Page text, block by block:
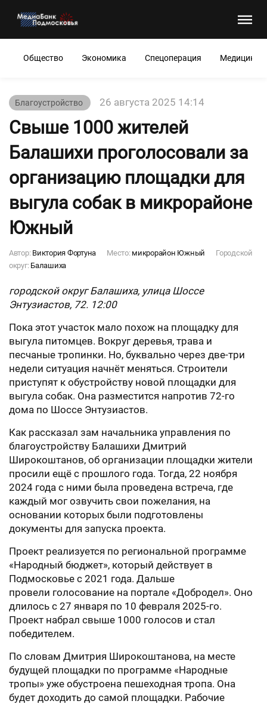
Общество Экономика Спецоперация Медицина
Благоустройство 26 августа 2025 14:14
Свыше 1000 жителей
Балашихи проголосовали за
организацию площадки для
выгула собак в микрорайоне
Южный
Автор: Виктория Фортуна Место: микрорайон Южный
Городской
округ: Балашиха
городской округ Балашиха, улица Шоссе
Энтузиастов, 72. 12:00
Пока этот участок мало похож на площадку для
выгула питомцев. Вокруг деревья, трава и
песчаные тропинки. Но, буквально через две-три
недели ситуация начнёт меняться. Строители
приступят к обустройству новой площадки для
выгула собак. Она разместится напротив 72-го
дома по Шоссе Энтузиастов.
Как рассказал зам начальника управления по
благоустройству Балашихи Дмитрий
Широкоштанов, об организации площадки жители
просили ещё с прошлого года. Тогда, 22 ноября
2024 года с ними была проведена встреча, где
каждый мог озвучить свои пожелания, на
основании которых были подготовлены
документы для запуска проекта.
Проект реализуется по региональной программе
«Народный бюджет», который действует в
Подмосковье с 2021 года. Дальше
провели голосование на портале «Добродел». Оно
длилось с 27 января по 10 февраля 2025-го.
Проект набрал свыше 1000 голосов и стал
победителем.
По словам Дмитрия Широкоштанова, на месте
будущей площадки по программе «Народные
тропы» уже обустроена пешеходная тропа. Она
будет доходить до самой площадки. Рабочие